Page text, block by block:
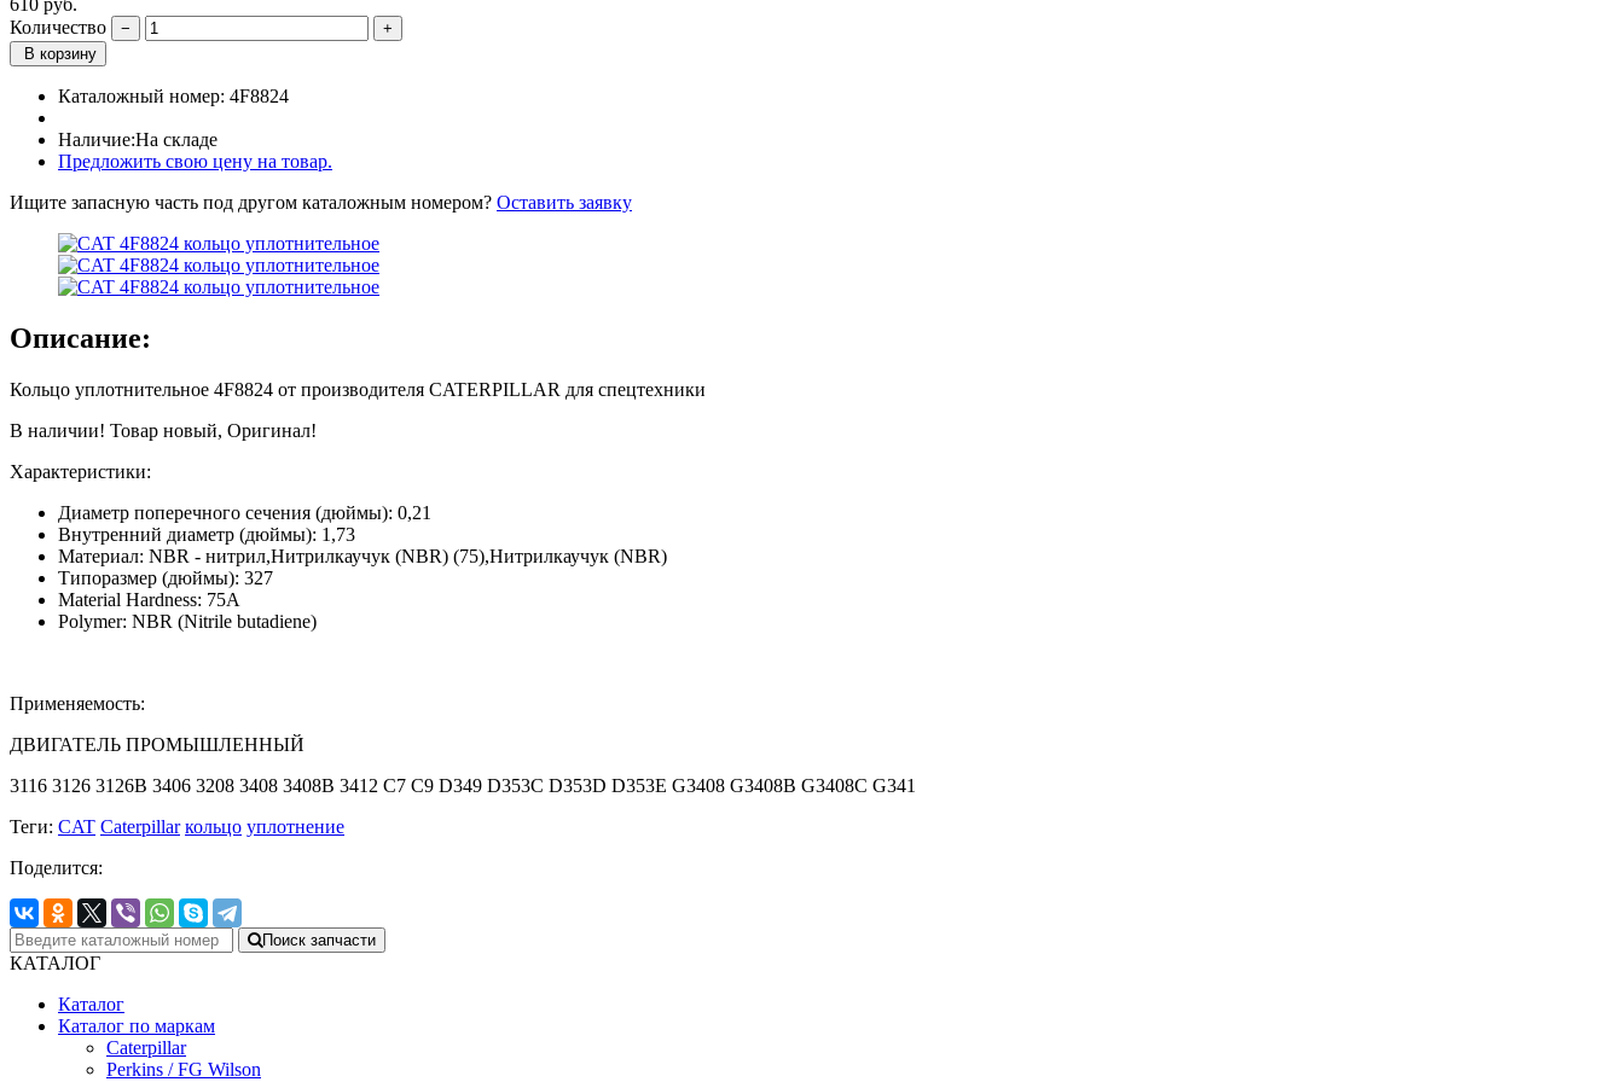
Количество
В корзину
Каталожный номер: 4F8824
Наличие:На складе
Предложить свою цену на товар.
Ищите запасную часть под другом каталожным номером? Оставить заявку
Описание:
Кольцо уплотнительное 4F8824 от производителя CATERPILLAR для спецтехники
В наличии! Товар новый, Оригинал!
Характеристики:
Диаметр поперечного сечения (дюймы): 0,21
Внутренний диаметр (дюймы): 1,73
Материал: NBR - нитрил,Нитрилкаучук (NBR) (75),Нитрилкаучук (NBR)
Типоразмер (дюймы): 327
Material Hardness: 75A
Polymer: NBR (Nitrile butadiene)
Применяемость:
ДВИГАТЕЛЬ ПРОМЫШЛЕННЫЙ
3116 3126 3126B 3406 3208 3408 3408B 3412 C7 C9 D349 D353C D353D D353E G3408 G3408B G3408C G341
Теги: CAT Caterpillar кольцо уплотнение
Поделится:
Поиск запчасти
КАТАЛОГ
Каталог
Каталог по маркам
Caterpillar
Perkins / FG Wilson